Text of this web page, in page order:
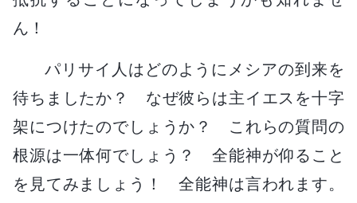
ん！
パリサイ人はどのようにメシアの到来を
待ちましたか？ なぜ彼らは主イエスを十字
架につけたのでしょうか？ これらの質問の
根源は一体何でしょう？ 全能神が仰ること
を見てみましょう！ 全能神は言われます。